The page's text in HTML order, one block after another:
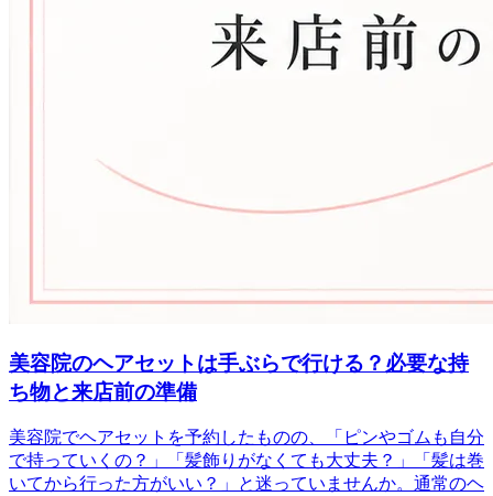
美容院のヘアセットは手ぶらで行ける？必要な持
ち物と来店前の準備
美容院でヘアセットを予約したものの、「ピンやゴムも自分
で持っていくの？」「髪飾りがなくても大丈夫？」「髪は巻
いてから行った方がいい？」と迷っていませんか。通常のヘ